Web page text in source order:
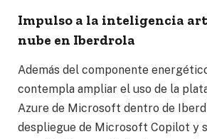
Impulso a la inteligencia
nube en Iberdrola
Además del componente
contempla ampliar el uso de la
Azure de Microsoft dentro de
despliegue de Microsoft Copilot y